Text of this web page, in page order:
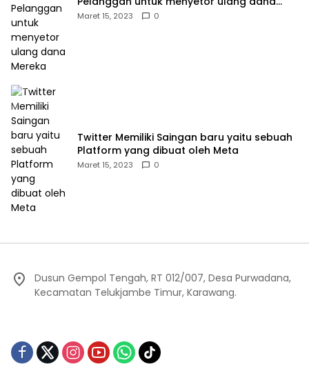
Mereka
Maret 15, 2023 0
Twitter Memiliki Saingan baru yaitu sebuah
Platform yang dibuat oleh Meta
Maret 15, 2023 0
Dusun Gempol Tengah, RT 012/007, Desa Purwadana,
Kecamatan Telukjambe Timur, Karawang.